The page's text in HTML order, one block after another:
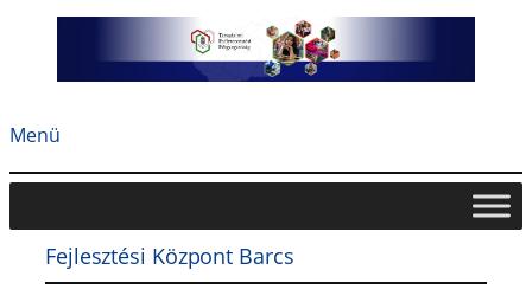
Menü
Fejlesztési Központ Barcs